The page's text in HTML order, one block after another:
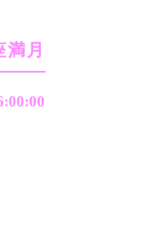
月